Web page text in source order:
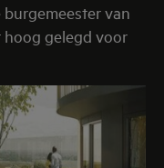
van
gelegd voor